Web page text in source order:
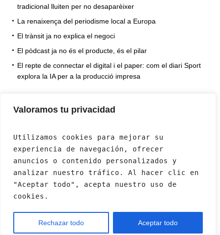
Valoramos tu privacidad
Utilizamos cookies para mejorar su
experiencia de navegación, ofrecer
anuncios o contenido personalizados y
analizar nuestro tráfico. Al hacer clic en
"Aceptar todo", acepta nuestro uso de
cookies.
Rechazar todo Aceptar todo
tradicional lluiten per no desaparèixer
La renaixença del periodisme local a Europa
El trànsit ja no explica el negoci
El pòdcast ja no és el producte, és el pilar
El repte de connectar el digital i el paper: com el diari Sport
explora la IA per a la producció impresa
Bemediatic © 2024 / All Rights Reserved